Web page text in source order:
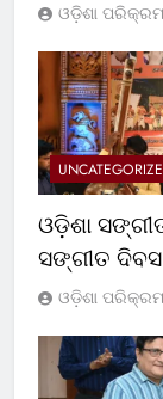
ଓଡ଼ିଶା
ଓଡ଼ିଶା
ସଙ୍ଗୀତ ଦିବସ
ଓଡ଼ିଶା